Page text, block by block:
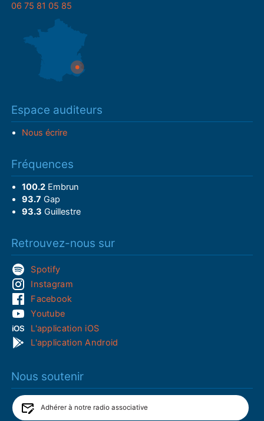
06 75 81 05 85
Espace auditeurs
Nous écrire
Fréquences
100.2Embrun
93.7 Gap
93.3 Guillestre
Retrouvez-nous sur
Spotify
Instagram
Facebook
Youtube
L'application iOS
L'application Android
Nous soutenir
Adhérer à notre radio associative